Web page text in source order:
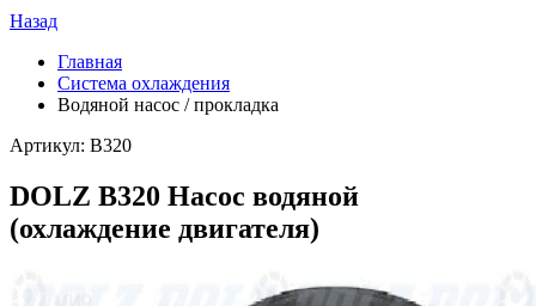
Назад
Главная
Система охлаждения
Водяной насос / прокладка
Артикул: B320
DOLZ B320 Насос водяной
(охлаждение двигателя)